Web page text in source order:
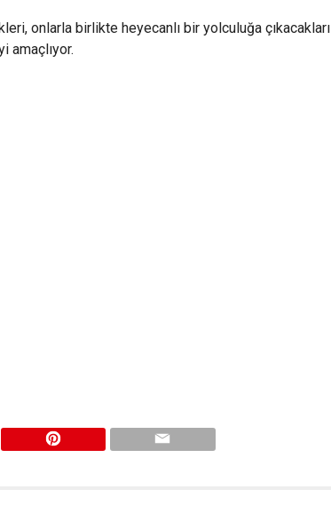
onlarla birlikte heyecanlı bir yolculuğa çıkacakları
amaçlıyor.